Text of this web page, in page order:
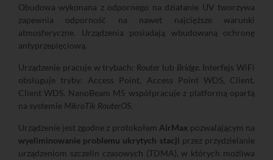
Obudowa wykonana z odpornego na działanie UV tworzywa
zapewnia odporność na nawet najcięższe warunki
atmosferyczne. Urządzenia posiadają wbudowaną ochronę
antyprzepięciową.
Urządzenie pracuje w trybach: Router lub Bridge. Interfejs WiFi
obsługuje tryby: Access Point, Access Point WDS, Client,
Client WDS. NanoBeam M5 współpracuje z platformą opartą
na systemie MikroTik RouterOS.
Urządzenie jest zgodne z protokołem AirMax pozwalającym na
wyeliminowanie problemu ukrytych stacji przez przydzielanie
urządzeniom szczelin czasowych (TDMA), w których możliwa